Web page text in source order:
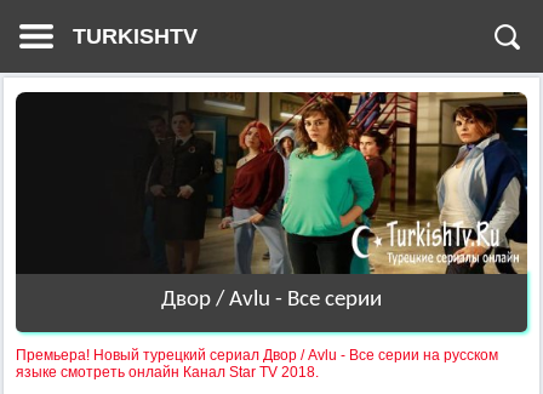
TURKISHTV
Двор / Avlu - Все серии
Премьера! Новый турецкий сериал Двор / Avlu - Все серии на русском
языке смотреть онлайн Канал Star TV 2018.